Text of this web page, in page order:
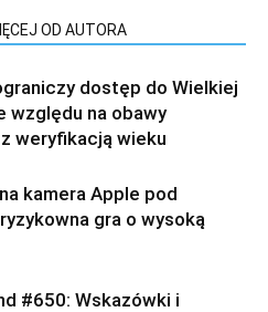
OD AUTORA
dostęp do Wielkiej
względu na obawy
weryfikacją wieku
kamera Apple pod
gra o wysoką
#650: Wskazówki i